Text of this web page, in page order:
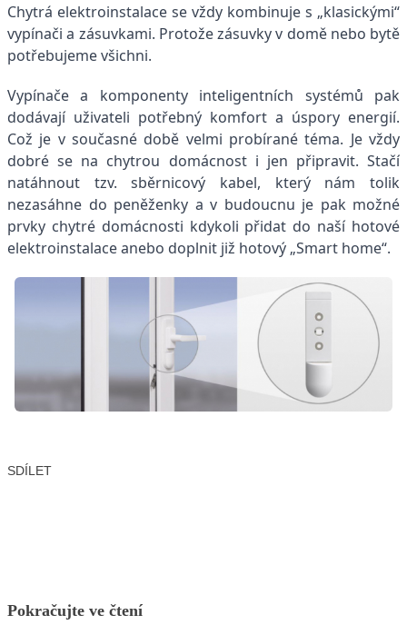
Chytrá elektroinstalace se vždy kombinuje s „klasickými“
vypínači a zásuvkami. Protože zásuvky v domě nebo bytě
potřebujeme všichni.
Vypínače a komponenty inteligentních systémů pak
dodávají uživateli potřebný komfort a úspory energií.
Což je v současné době velmi probírané téma. Je vždy
dobré se na chytrou domácnost i jen připravit. Stačí
natáhnout tzv. sběrnicový kabel, který nám tolik
nezasáhne do peněženky a v budoucnu je pak možné
prvky chytré domácnosti kdykoli přidat do naší hotové
elektroinstalace anebo doplnit již hotový „Smart home“.
SDÍLET
Pokračujte ve čtení